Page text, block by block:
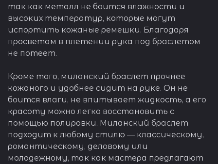
так как металл не боится влажности и
высоких температур, которые могут
испортить кожаные ремешки. Благодаря
просветам в плетении рука под браслетом
не потеет.
Кроме того, миланский браслет прочнее
кожаного и удобнее сидит на руке. Он не
боится влаги, не впитывает жидкость, а его
красоту можно легко восстановить с
помощью полировки. Миланский браслет
подходит к любому стилю — классическому,
романтическому, деловому или
молодёжному, так как мастера предлагают